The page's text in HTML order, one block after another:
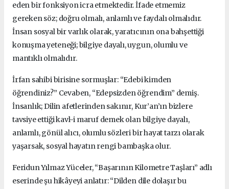
eden bir fonksiyon icra etmektedir. İfade etmemiz
gereken söz; doğru olmalı, anlamlı ve faydalı olmalıdır.
İnsan sosyal bir varlık olarak, yaratıcının ona bahşettiği
konuşma yeteneği; bilgiye dayalı, uygun, olumlu ve
mantıklı olmalıdır.
İrfan sahibi birisine sormuşlar: “Edebi kimden
öğrendiniz?” Cevaben, “Edepsizden öğrendim” demiş.
İnsanlık; Dilin afetlerinden sakınır, Kur’an’ın bizlere
tavsiye ettiği kavl-i maruf demek olan bilgiye dayalı,
anlamlı, gönül alıcı, olumlu sözleri bir hayat tarzı olarak
yaşarsak, sosyal hayatın rengi bambaşka olur.
Feridun Yılmaz Yüceler, “Başarının Kilometre Taşları” adlı
eserinde şu hikâyeyi anlatır: “Dilden dile dolaşır bu